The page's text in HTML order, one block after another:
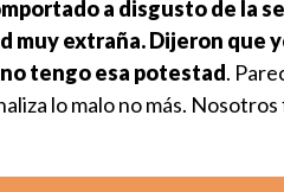
a disgusto de la
muy extraña. Dijeron que
tengo esa potestad.
lo malo no más.